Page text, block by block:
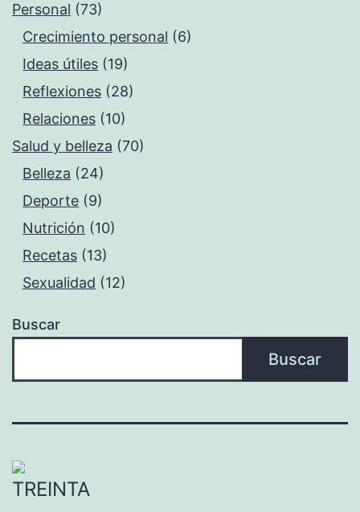
Personal (73)
Crecimiento personal (6)
Ideas útiles (19)
Reflexiones (28)
Relaciones (10)
Salud y belleza (70)
Belleza (24)
Deporte (9)
Nutrición (10)
Recetas (13)
Sexualidad (12)
Buscar
Buscar